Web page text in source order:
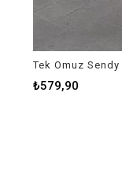
Tek Omuz
₺579,90